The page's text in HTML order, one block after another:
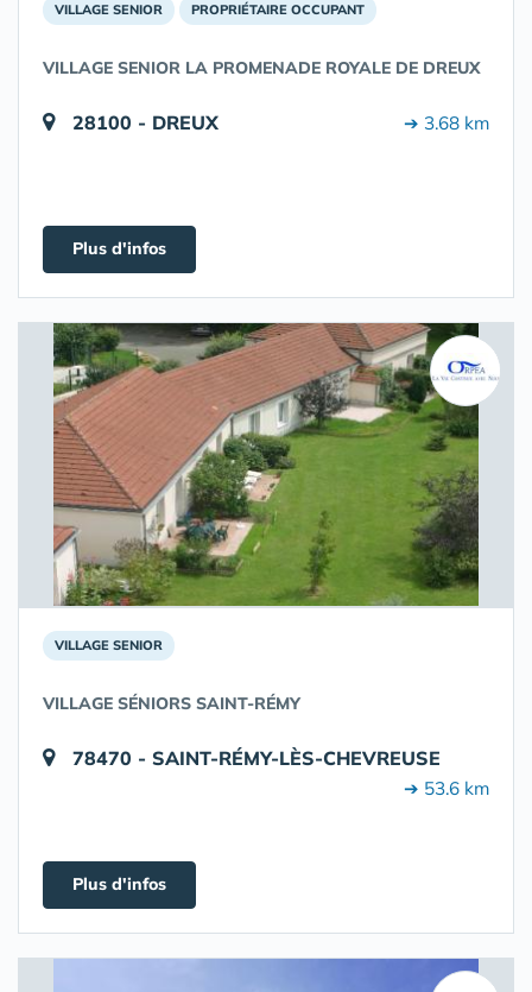
VILLAGE SENIOR PROPRIÉTAIRE OCCUPANT
VILLAGE SENIOR LA PROMENADE ROYALE DE DREUX
28100 - DREUX ➔ 3.68 km
Plus d'infos
VILLAGE SENIOR
VILLAGE SÉNIORS SAINT-RÉMY
78470 - SAINT-RÉMY-LÈS-CHEVREUSE
➔ 53.6 km
Plus d'infos